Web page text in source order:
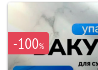
-100%